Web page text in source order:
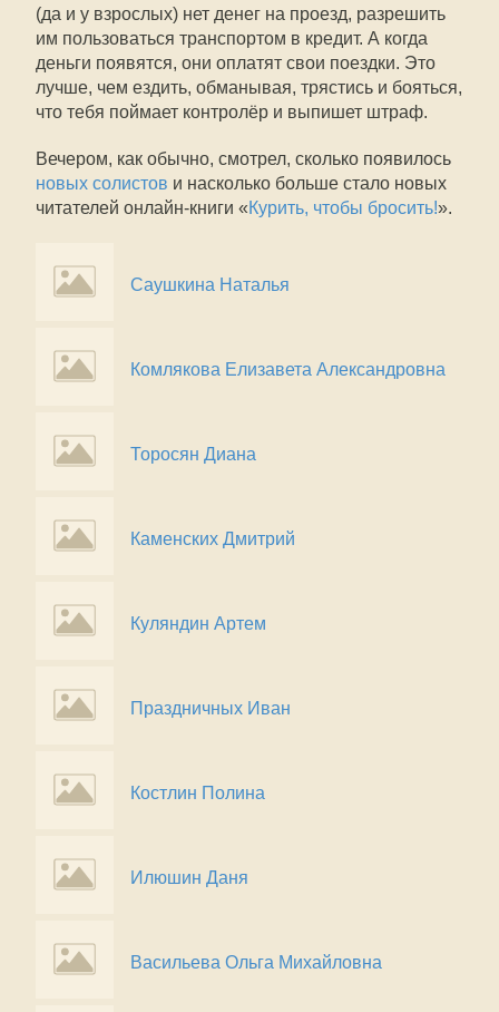
(да и у взрослых) нет денег на проезд, разрешить
им пользоваться транспортом в кредит. А когда
деньги появятся, они оплатят свои поездки. Это
лучше, чем ездить, обманывая, трястись и бояться,
что тебя поймает контролёр и выпишет штраф.
Вечером, как обычно, смотрел, сколько появилось
новых солистов и насколько больше стало новых
читателей онлайн-книги «Курить, чтобы бросить!».
Саушкина Наталья
Комлякова Елизавета Александровна
Торосян Диана
Каменских Дмитрий
Куляндин Артем
Праздничных Иван
Костлин Полина
Илюшин Даня
Васильева Ольга Михайловна